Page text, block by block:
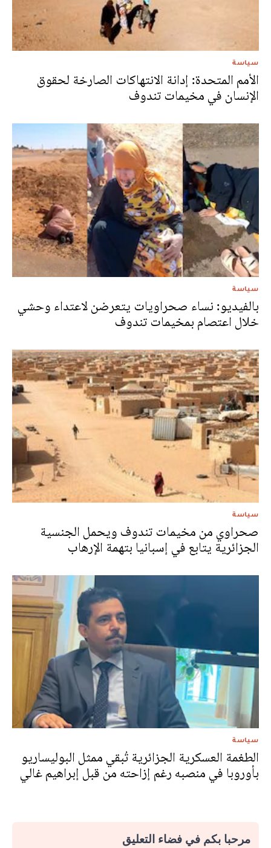
سياسة
الأمم المتحدة: إدانة الانتهاكات الصارخة لحقوق
الإنسان في مخيمات تندوف
سياسة
بالفيديو: نساء صحراويات يتعرضن لاعتداء وحشي
خلال اعتصام بمخيمات تندوف
سياسة
صحراوي من مخيمات تندوف ويحمل الجنسية
الجزائرية يتابع في إسبانيا بتهمة الإرهاب
سياسة
الطغمة العسكرية الجزائرية تُبقي ممثل البوليساريو
بأوروبا في منصبه رغم إزاحته من قبل إبراهيم غالي
مرحبا بكم في فضاء التعليق